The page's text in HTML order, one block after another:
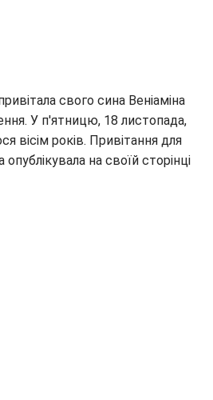
свого сина Веніаміна
У п'ятницю, 18 листопада,
вісім років. Привітання для
опублікувала на своїй сторінці